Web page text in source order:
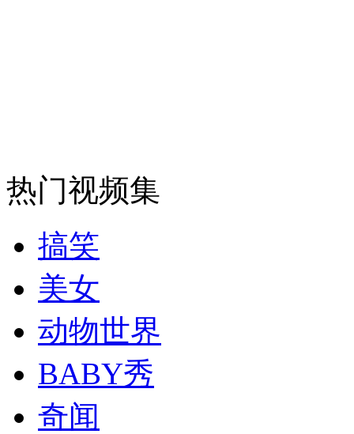
走！跟着总书记去植树
消防员救轻生者
纽约上演“枕头大战”
司机酒驾遇交警 急速倒车逃窜
热门视频集
搞笑
美女
动物世界
BABY秀
奇闻